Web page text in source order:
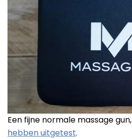
Een fijne normale massage gun,
hebben uitgetest.